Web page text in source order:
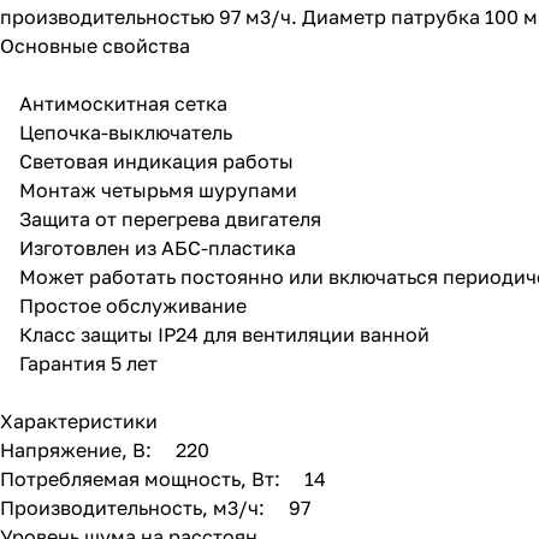
производительностью 97 м3/ч. Диаметр патрубка 100
Основные свойства
Антимоскитная сетка
Цепочка-выключатель
Световая индикация работы
Монтаж четырьмя шурупами
Защита от перегрева двигателя
Изготовлен из АБС-пластика
Может работать постоянно или включаться
Простое обслуживание
Класс защиты IP24 для вентиляции ванной
Гарантия 5 лет
Характеристики
Напряжение, В: 220
Потребляемая мощность, Вт: 14
Производительность, м3/ч: 97